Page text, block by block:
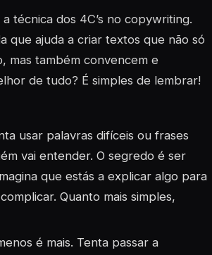
técnica dos 4C’s no copywriting.
que ajuda a criar textos que não só
mas também convencem e
de tudo? É simples de lembrar!
usar palavras difíceis ou frases
vai entender. O segredo é ser
que estás a explicar algo para
Quanto mais simples,
é mais. Tenta passar a